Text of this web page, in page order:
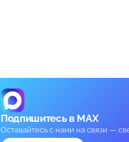
Подпишитесь в MAX
Оставайтесь с нами на связи —